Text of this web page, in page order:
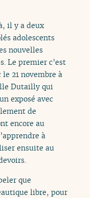
il y a deux
adolescents
nouvelles
Le premier c’est
21 novembre à
Dutailly qui
exposé avec
de
encore au
à
ensuite au
que
libre, pour